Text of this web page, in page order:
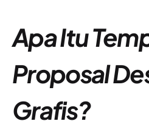
Apa Itu
Proposal
Grafis?